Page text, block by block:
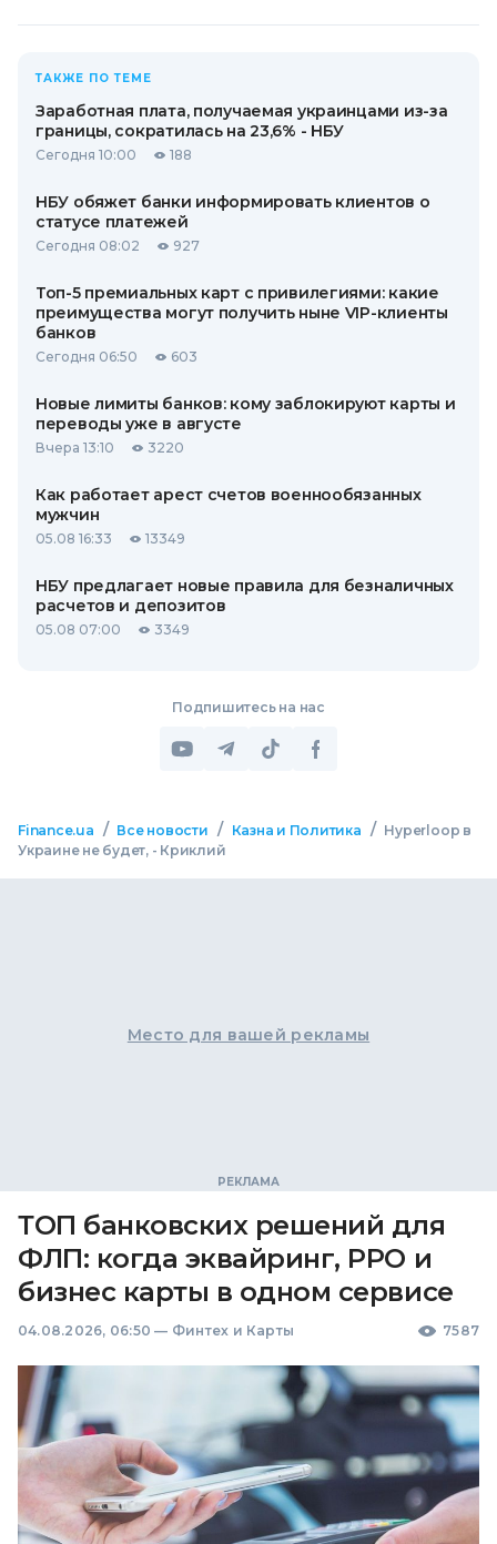
ТАКЖЕ ПО ТЕМЕ
Заработная плата, получаемая украинцами из-за
границы, сократилась на 23,6% - НБУ
Сегодня 10:00 188
НБУ обяжет банки информировать клиентов о
статусе платежей
Сегодня 08:02 927
Топ-5 премиальных карт с привилегиями: какие
преимущества могут получить ныне VIP-клиенты
банков
Сегодня 06:50 603
Новые лимиты банков: кому заблокируют карты и
переводы уже в августе
Вчера 13:10 3220
Как работает арест счетов военнообязанных
мужчин
05.08 16:33 13349
НБУ предлагает новые правила для безналичных
расчетов и депозитов
05.08 07:00 3349
Подпишитесь на нас
Finance.ua / Все новости / Казна и Политика / Hyperloop в
Украине не будет, - Криклий
Место для вашей рекламы
ТОП банковских решений для
ФЛП: когда эквайринг, РРО и
бизнес карты в одном сервисе
04.08.2026, 06:50 — Финтех и Карты 7587